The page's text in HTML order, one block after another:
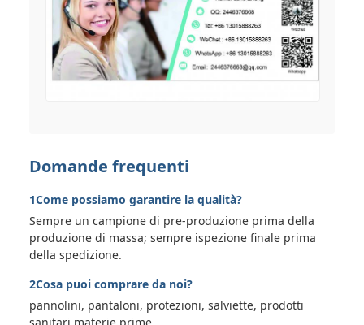
Domande frequenti
1Come possiamo garantire la qualità?
Sempre un campione di pre-produzione prima della
produzione di massa; sempre ispezione finale prima
della spedizione.
2Cosa puoi comprare da noi?
pannolini, pantaloni, protezioni, salviette, prodotti